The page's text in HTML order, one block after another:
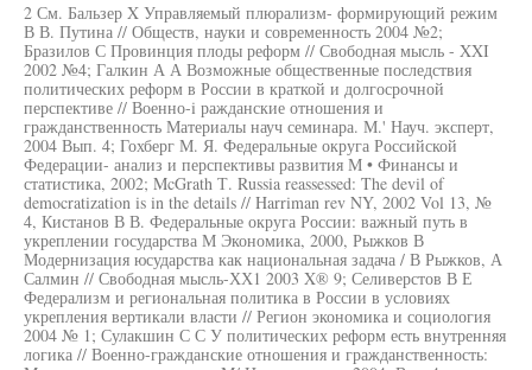
2 См. Бальзер X Управляемый плюрализм- формирующий режим
В В. Путина // Обществ, науки и современность 2004 №2;
Бразилов С Провинция плоды реформ // Свободная мысль - XXI
2002 №4; Галкин А А Возможные общественные последствия
политических реформ в России в краткой и долгосрочной
перспективе // Военно-i ражданские отношения и
гражданственность Материалы науч семинара. М.' Науч. эксперт,
2004 Вып. 4; Гохберг М. Я. Федеральные округа Российской
Федерации- анализ и перспективы развития М • Финансы и
статистика, 2002; McGrath Т. Russia reassessed: The devil of
democratization is in the details // Harriman rev NY, 2002 Vol 13, №
4, Кистанов В В. Федеральные округа России: важный путь в
укреплении государства М Экономика, 2000, Рыжков В
Модернизация юсударства как национальная задача / В Рыжков, А
Салмин // Свободная мысль-ХХ1 2003 X® 9; Селиверстов В Е
Федерализм и региональная политика в России в условиях
укрепления вертикали власти // Регион экономика и социология
2004 № 1; Сулакшин С С У политических реформ есть внутренняя
логика // Военно-гражданские отношения и гражданственность: